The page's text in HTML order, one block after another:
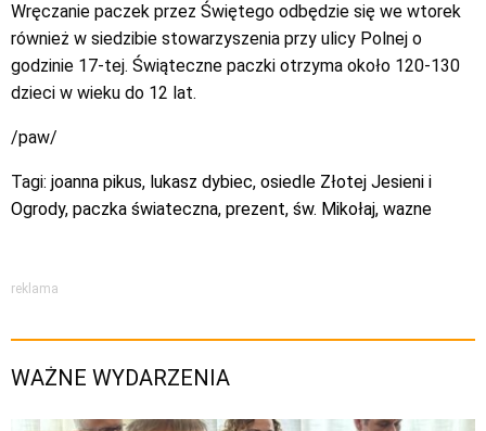
Wręczanie paczek przez Świętego odbędzie się we wtorek
również w siedzibie stowarzyszenia przy ulicy Polnej o
godzinie 17-tej. Świąteczne paczki otrzyma około 120-130
dzieci w wieku do 12 lat.
/paw/
Tagi: joanna pikus, lukasz dybiec, osiedle Złotej Jesieni i
Ogrody, paczka świateczna, prezent, św. Mikołaj, wazne
reklama
WAŻNE WYDARZENIA